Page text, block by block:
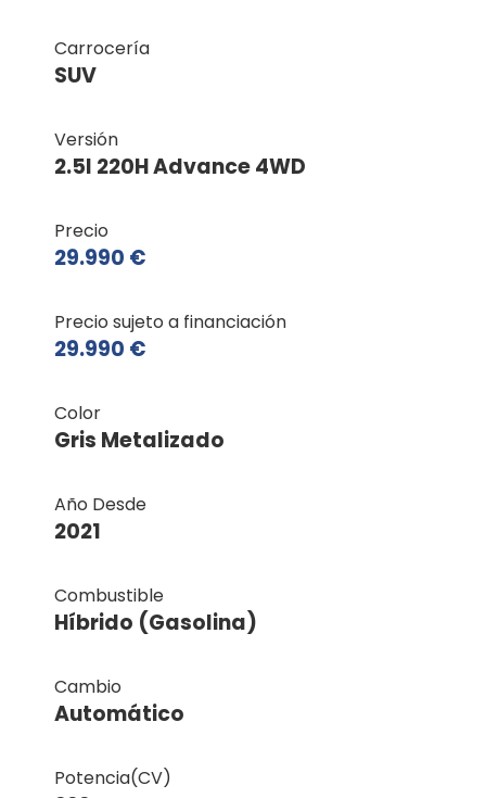
Carrocería
SUV
Versión
2.5l 220H Advance 4WD
Precio
29.990 €
Precio sujeto a financiación
29.990 €
Color
Gris Metalizado
Año Desde
2021
Combustible
Híbrido (Gasolina)
Cambio
Automático
Potencia(CV)